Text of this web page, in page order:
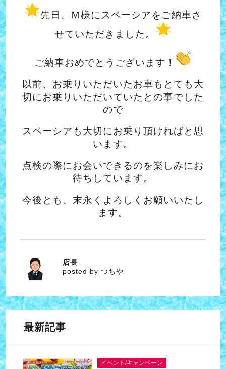
先日、Ｍ様にスペーシアをご納車さ
せていただきました。
ご納車おめでとうございます！
以前、お乗りいただいたお車もとても大
切にお乗りいただいていたとの事でした
ので
スペーシアも大切にお乗り頂ければと思
います。
点検の際にお会いできるのを楽しみにお
待ちしています。
今後とも、末永くよろしくお願いいたし
ます。
つちや
店長
posted by つちや
最新記事
イベント/キャンペーン